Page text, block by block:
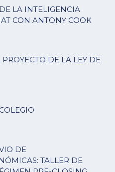
LA INTELIGENCIA
CON ANTONY COOK
DE LA LEY DE
DE
TALLER DE